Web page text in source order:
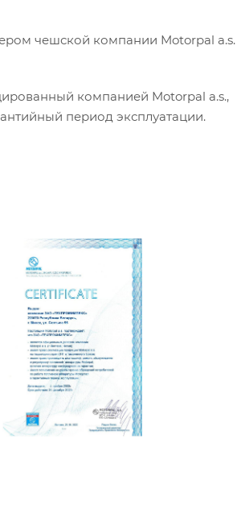
чешской компании Motorpal a.s.
компанией Motorpal a.s.,
период эксплуатации.